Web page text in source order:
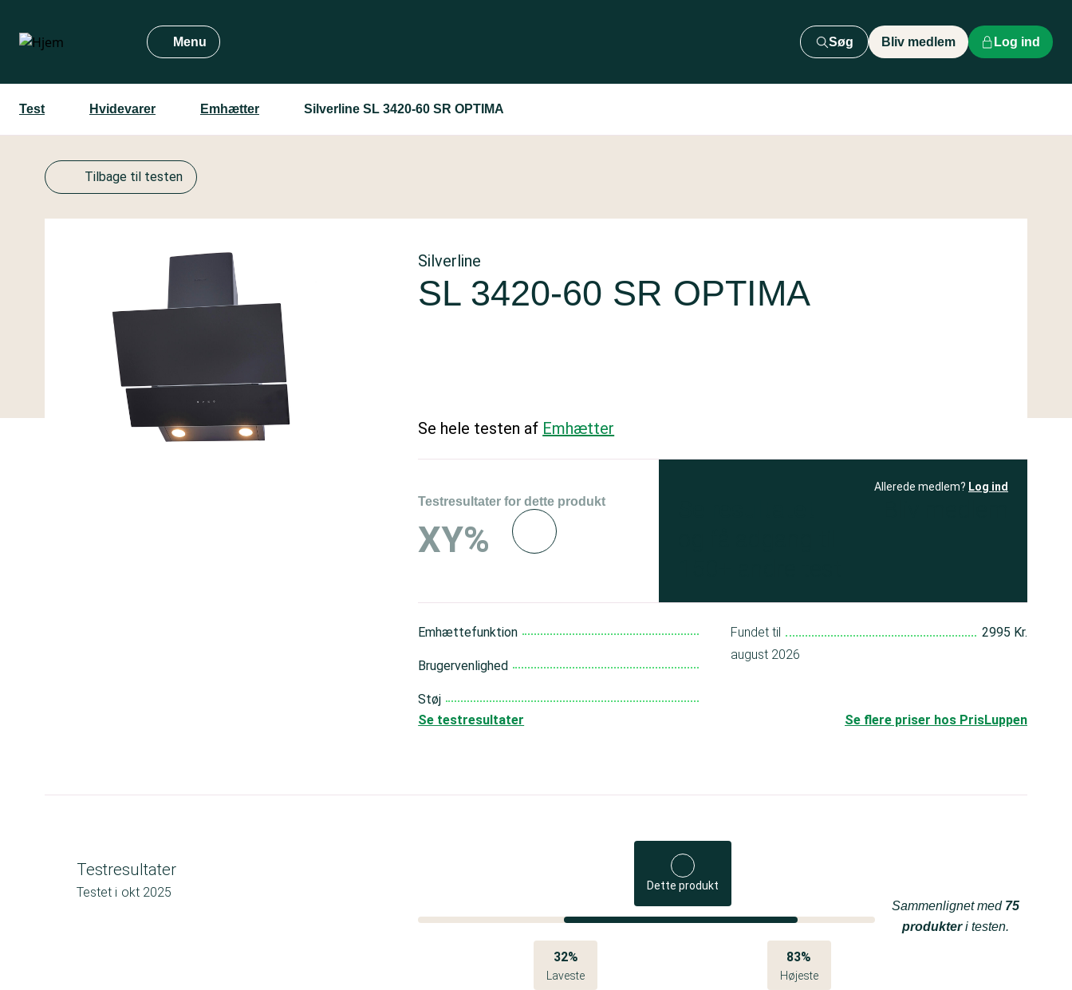
hovedindhold
Menu Søg Bliv medlem Log ind
Test Hvidevarer Emhætter Silverline SL 3420-60 SR OPTIMA
Tilbage til testen
Silverline
SL 3420-60 SR OPTIMA
Se hele testen af Emhætter
Testresultater for dette produkt
XY%
Allerede medlem? Log ind
Emhættefunktion
Brugervenlighed
Støj
Fundet til
2995 Kr.
august 2026
Se flere priser hos PrisLuppen
Se testresultater
Testresultater
Testet i okt 2025 Dette produkt
32%
Laveste
83%
Højeste
Sammenlignet med 75
produkteri testen.